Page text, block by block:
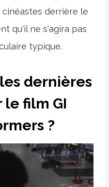
derrière le
qu'il ne s'agira pas
typique.
dernières
le film GI
?